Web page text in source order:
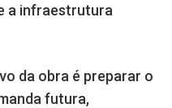
a infraestrutura
da obra é preparar o
futura,